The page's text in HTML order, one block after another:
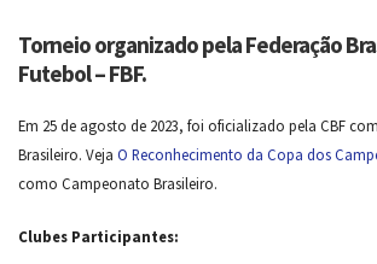
Torneio organizado pela Federação
Futebol – FBF.
Em 25 de agosto de 2023, foi oficializado pela CBF
Brasileiro. Veja O Reconhecimento da Copa dos
como Campeonato Brasileiro.
Clubes Participantes: